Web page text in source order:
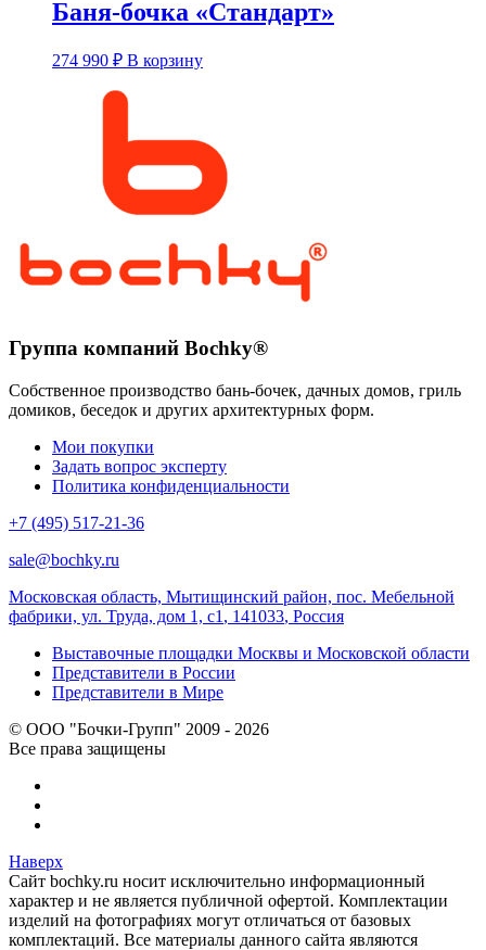
Баня-бочка «Стандарт»
274 990 ₽ В корзинуЭтот
Опции
можно
выбрать
на
товара.
Группа компаний Bochky®
Собственное производство бань-бочек, дачных домов, гриль
домиков, беседок и других архитектурных форм.
Мои покупки
Задать вопрос эксперту
Политика конфиденциальности
+7 (495) 517-21-36
sale@bochky.ru
Московская область, Мытищинский район, пос. Мебельной
фабрики, ул. Труда, дом 1, с1 , 141033, Россия
Выставочные площадки Москвы и Московской области
Представители в России
Представители в Мире
© ООО "Бочки-Групп" 2009 - 2026
Все права защищены
Наверх
Сайт bochky.ru носит исключительно информационный
характер и не является публичной офертой. Комплектации
изделий на фотографиях могут отличаться от базовых
комплектаций. Все материалы данного сайта являются